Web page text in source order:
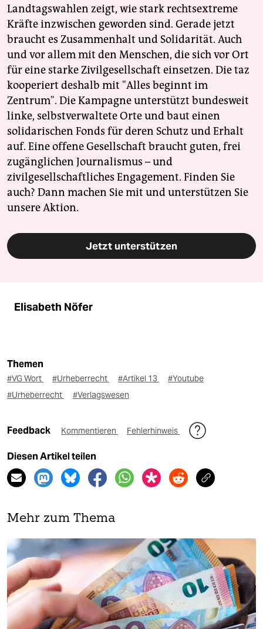
Landtagswahlen zeigt, wie stark rechtsextreme
Kräfte inzwischen geworden sind. Gerade jetzt
braucht es Zusammenhalt und Solidarität. Auch
und vor allem mit den Menschen, die sich vor Ort
für eine starke Zivilgesellschaft einsetzen. Die taz
kooperiert deshalb mit "Alles beginnt im
Zentrum". Die Kampagne unterstützt bundesweit
linke, selbstverwaltete Orte und baut einen
solidarischen Fonds für deren Schutz und Erhalt
auf. Eine offene Gesellschaft braucht guten, frei
zugänglichen Journalismus – und
zivilgesellschaftliches Engagement. Finden Sie
auch? Dann machen Sie mit und unterstützen Sie
unsere Aktion.
Jetzt unterstützen
Elisabeth Nöfer
Themen
#VG Wort #Urheberrecht #Artikel 13
#Youtube
#Urheberrecht
#Verlagswesen
Feedback Kommentieren Fehlerhinweis
Diesen Artikel teilen
Mehr zum Thema